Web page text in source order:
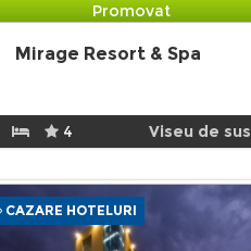
Promovat
Mirage Resort & Spa
4 Viseu de sus
CAZARE HOTELURI